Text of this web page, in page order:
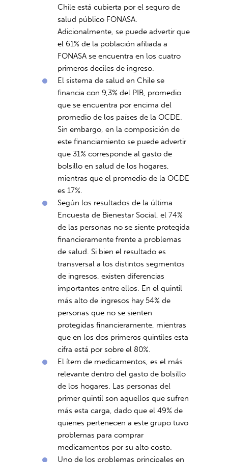
Chile está cubierta por el seguro de
salud público FONASA.
Adicionalmente, se puede advertir que
el 61% de la población afiliada a
FONASA se encuentra en los cuatro
primeros deciles de ingreso.
El sistema de salud en Chile se
financia con 9,3% del PIB, promedio
que se encuentra por encima del
promedio de los países de la OCDE.
Sin embargo, en la composición de
este financiamiento se puede advertir
que 31% corresponde al gasto de
bolsillo en salud de los hogares,
mientras que el promedio de la OCDE
es 17%.
Según los resultados de la última
Encuesta de Bienestar Social, el 74%
de las personas no se siente protegida
financieramente frente a problemas
de salud. Si bien el resultado es
transversal a los distintos segmentos
de ingresos, existen diferencias
importantes entre ellos. En el quintil
más alto de ingresos hay 54% de
personas que no se sienten
protegidas financieramente, mientras
que en los dos primeros quintiles esta
cifra está por sobre el 80%.
El ítem de medicamentos, es el más
relevante dentro del gasto de bolsillo
de los hogares. Las personas del
primer quintil son aquellos que sufren
más esta carga, dado que el 49% de
quienes pertenecen a este grupo tuvo
problemas para comprar
medicamentos por su alto costo.
Uno de los problemas principales en